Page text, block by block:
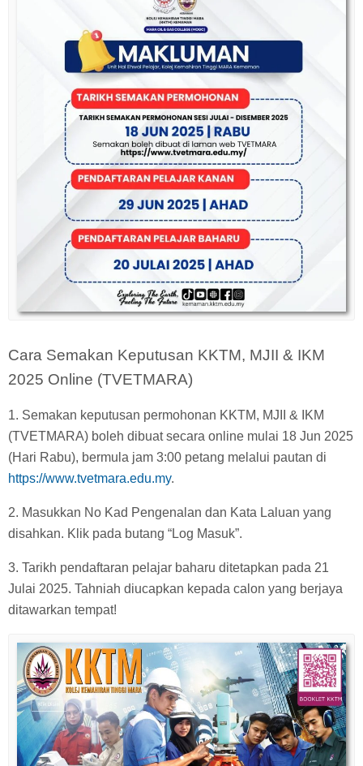
Cara Semakan Keputusan KKTM, MJII & IKM
2025 Online (TVETMARA)
1. Semakan keputusan permohonan KKTM, MJII & IKM
(TVETMARA) boleh dibuat secara online mulai 18 Jun 2025
(Hari Rabu), bermula jam 3:00 petang melalui pautan di
https://www.tvetmara.edu.my.
2. Masukkan No Kad Pengenalan dan Kata Laluan yang
disahkan. Klik pada butang “Log Masuk”.
3. Tarikh pendaftaran pelajar baharu ditetapkan pada 21
Julai 2025. Tahniah diucapkan kepada calon yang berjaya
ditawarkan tempat!